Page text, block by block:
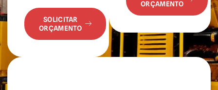
SOLICITAR
ORÇAMENTO
ORÇAMENTO